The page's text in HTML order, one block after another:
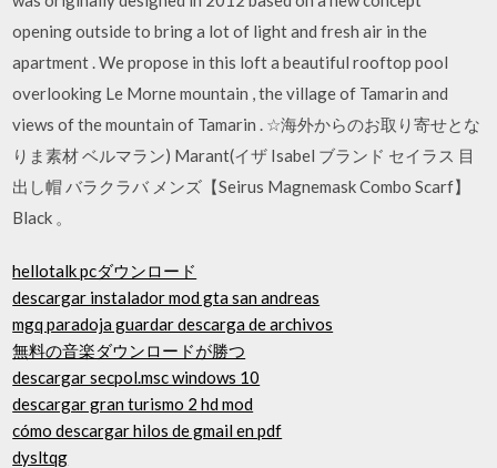
opening outside to bring a lot of light and fresh air in the
apartment . We propose in this loft a beautiful rooftop pool
overlooking Le Morne mountain , the village of Tamarin and
views of the mountain of Tamarin . ☆海外からのお取り寄せとな
りま素材 ベルマラン) Marant(イザ Isabel ブランド セイラス 目
出し帽 バラクラバ メンズ【Seirus Magnemask Combo Scarf】
Black 。
hellotalk pcダウンロード
descargar instalador mod gta san andreas
mgq paradoja guardar descarga de archivos
無料の音楽ダウンロードが勝つ
descargar secpol.msc windows 10
descargar gran turismo 2 hd mod
cómo descargar hilos de gmail en pdf
dysltqg